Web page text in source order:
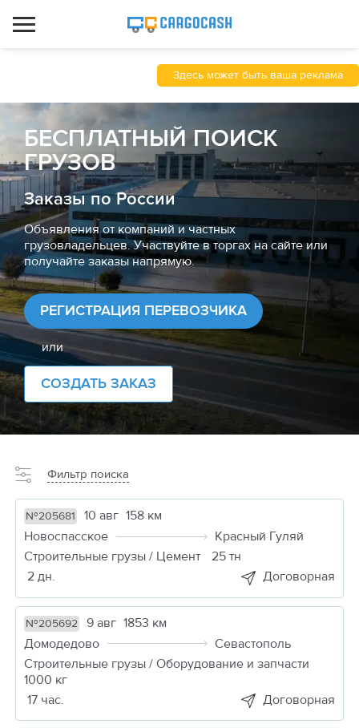
Здесь может быть ваша реклама
БЕСПЛАТНЫЙ ПОИСК
ГРУЗОВ
Заказы по России
Объявления от компаний и частных
грузовладельцев. Участвуйте в торгах на сайте или
получайте заказы напрямую.
РЕГИСТРАЦИЯ ПЕРЕВОЗЧИКА
или
СОЗДАТЬ ЗАКАЗ
Фильтр поиска
№205681 10 авг 158 км
Новоспасское
Красный Гуляй
Строительные грузы / Цемент
25 тн
2 дн.
Договорная
№205692 9 авг 1853 км
Домодедово
Севастополь
Строительные грузы / Оборудование и запчасти
1000 кг
17 час.
Договорная